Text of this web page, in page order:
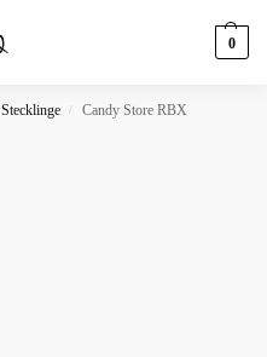
0
Stecklinge / Candy Store RBX